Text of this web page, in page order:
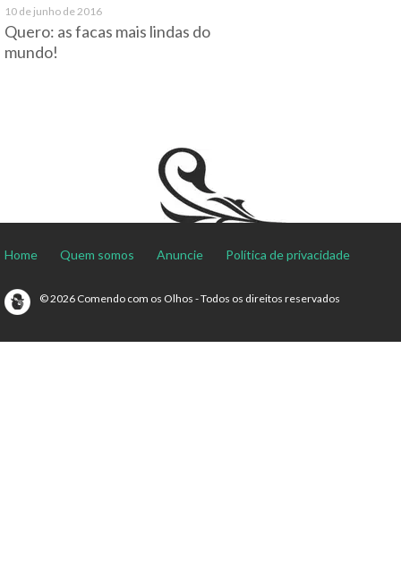
10 de junho de 2016
Quero: as facas mais lindas do
mundo!
Home Quem somos Anuncie Política de privacidade
© 2026 Comendo com os Olhos - Todos os direitos reservados